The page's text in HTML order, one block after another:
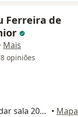
Ferreira de
· Mais
opiniões
Rua Menino Deus, 63 - 2º andar sala 209, Florianópolis • Mapa